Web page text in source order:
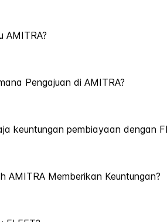
AMITRA?
Pengajuan di AMITRA?
keuntungan pembiayaan dengan
AMITRA Memberikan Keuntungan?